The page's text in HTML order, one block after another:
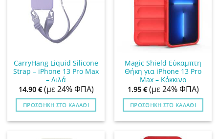
CarryHang Liquid Silicone
Strap – iPhone 13 Pro Max
– Λιλά
14.90 € (με 24% ΦΠΑ)
ΠΡΟΣΘΉΚΗ ΣΤΟ ΚΑΛΆΘΙ
Magic Shield Εύκαμπτη
Θήκη για iPhone 13 Pro
Max – Κόκκινο
1.95 € (με 24% ΦΠΑ)
ΠΡΟΣΘΉΚΗ ΣΤΟ ΚΑΛΆΘΙ